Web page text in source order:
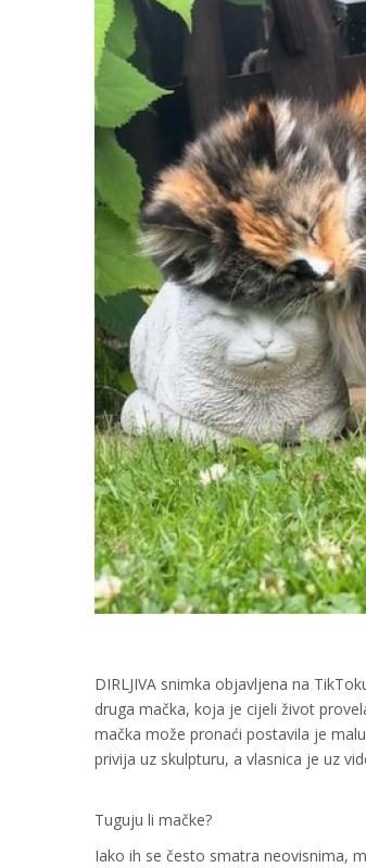
DIRLJIVA snimka objavljena na
druga mačka, koja je cijeli život
mačka može pronaći postavila je
privija uz skulpturu, a vlasnica je uz
Tuguju li mačke?
Iako ih se često smatra neovisnima,